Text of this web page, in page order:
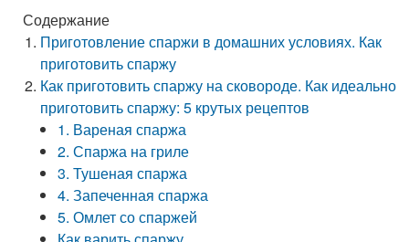
Содержание
Приготовление спаржи в домашних условиях. Как
приготовить спаржу
Как приготовить спаржу на сковороде. Как идеально
приготовить спаржу: 5 крутых рецептов
1. Вареная спаржа
2. Спаржа на гриле
3. Тушеная спаржа
4. Запеченная спаржа
5. Омлет со спаржей